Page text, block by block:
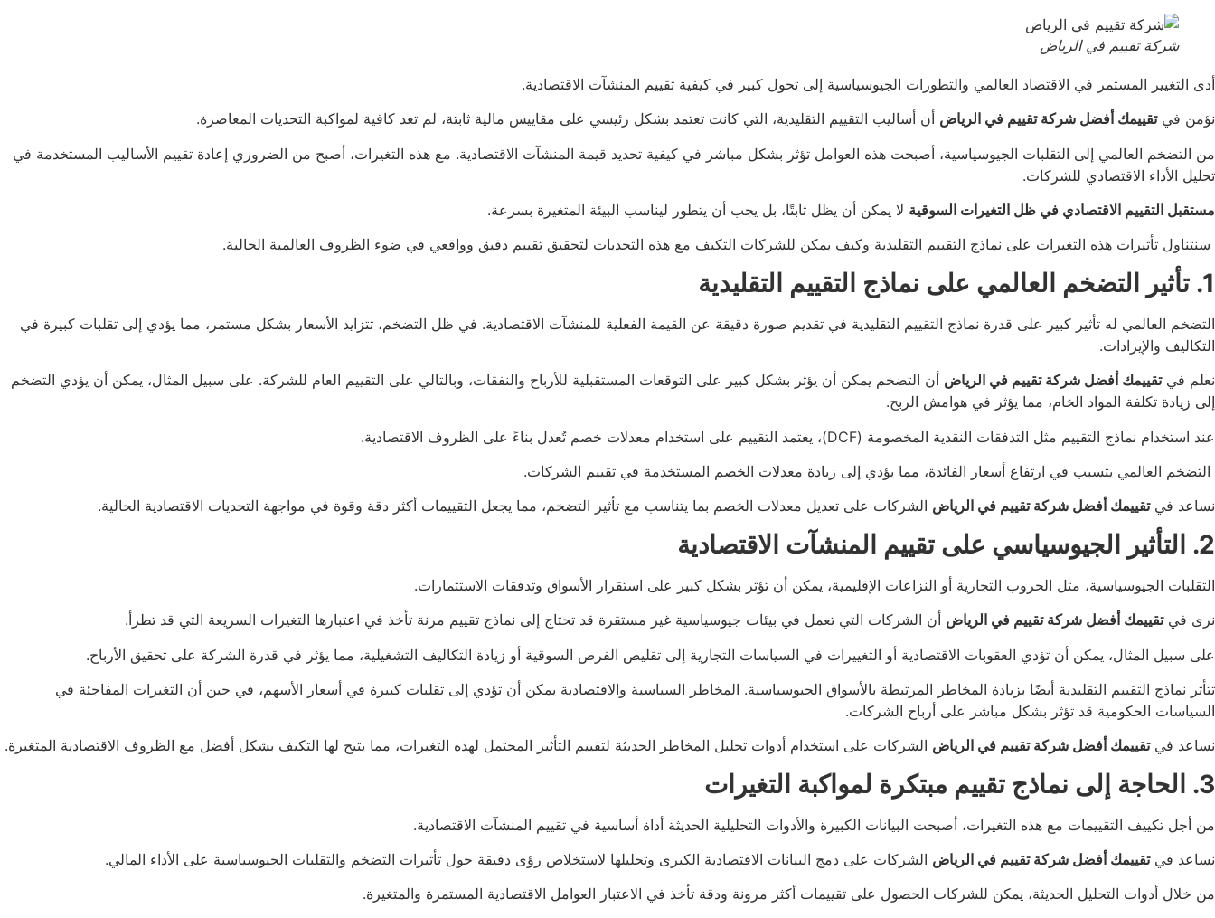
شركة تقييم في الرياض
أدى التغيير المستمر في الاقتصاد العالمي والتطورات الجيوسياسية إلى تحول كبير في كيفية تقييم المنشآت الاقتصادية.
نؤمن فيتقييمك أفضل شركة تقييم في الرياض أن أساليب التقييم التقليدية، التي كانت تعتمد بشكل رئيسي على مقاييس مالية ثابتة، لم تعد كافية لمواكبة التحديات المعاصرة.
من التضخم العالمي إلى التقلبات الجيوسياسية، أصبحت هذه العوامل تؤثر بشكل مباشر في كيفية تحديد قيمة المنشآت الاقتصادية. مع هذه التغيرات، أصبح من الضروري إعادة تقييم الأساليب المستخدمة في
تحليل الأداء الاقتصادي للشركات.
مستقبل التقييم الاقتصادي في ظل التغيرات السوقية لا يمكن أن يظل ثابتًا، بل يجب أن يتطور ليناسب البيئة المتغيرة بسرعة.
سنتناول تأثيرات هذه التغيرات على نماذج التقييم التقليدية وكيف يمكن للشركات التكيف مع هذه التحديات لتحقيق تقييم دقيق وواقعي في ضوء الظروف العالمية الحالية.
1. تأثير التضخم العالمي على نماذج التقييم التقليدية
التضخم العالمي له تأثير كبير على قدرة نماذج التقييم التقليدية في تقديم صورة دقيقة عن القيمة الفعلية للمنشآت الاقتصادية. في ظل التضخم، تتزايد الأسعار بشكل مستمر، مما يؤدي إلى تقلبات كبيرة في
التكاليف والإيرادات.
نعلم فيتقييمك أفضل شركة تقييم في الرياض أن التضخم يمكن أن يؤثر بشكل كبير على التوقعات المستقبلية للأرباح والنفقات، وبالتالي على التقييم العام للشركة. على سبيل المثال، يمكن أن يؤدي التضخم
إلى زيادة تكلفة المواد الخام، مما يؤثر في هوامش الربح.
عند استخدام نماذج التقييم مثل التدفقات النقدية المخصومة (DCF)، يعتمد التقييم على استخدام معدلات خصم تُعدل بناءً على الظروف الاقتصادية.
التضخم العالمي يتسبب في ارتفاع أسعار الفائدة، مما يؤدي إلى زيادة معدلات الخصم المستخدمة في تقييم الشركات.
نساعد فيتقييمك أفضل شركة تقييم في الرياض الشركات على تعديل معدلات الخصم بما يتناسب مع تأثير التضخم، مما يجعل التقييمات أكثر دقة وقوة في مواجهة التحديات الاقتصادية الحالية.
2. التأثير الجيوسياسي على تقييم المنشآت الاقتصادية
التقلبات الجيوسياسية، مثل الحروب التجارية أو النزاعات الإقليمية، يمكن أن تؤثر بشكل كبير على استقرار الأسواق وتدفقات الاستثمارات.
نرى فيتقييمك أفضل شركة تقييم في الرياض أن الشركات التي تعمل في بيئات جيوسياسية غير مستقرة قد تحتاج إلى نماذج تقييم مرنة تأخذ في اعتبارها التغيرات السريعة التي قد تطرأ.
على سبيل المثال، يمكن أن تؤدي العقوبات الاقتصادية أو التغييرات في السياسات التجارية إلى تقليص الفرص السوقية أو زيادة التكاليف التشغيلية، مما يؤثر في قدرة الشركة على تحقيق الأرباح.
تتأثر نماذج التقييم التقليدية أيضًا بزيادة المخاطر المرتبطة بالأسواق الجيوسياسية. المخاطر السياسية والاقتصادية يمكن أن تؤدي إلى تقلبات كبيرة في أسعار الأسهم، في حين أن التغيرات المفاجئة في
السياسات الحكومية قد تؤثر بشكل مباشر على أرباح الشركات.
نساعد فيتقييمك أفضل شركة تقييم في الرياض الشركات على استخدام أدوات تحليل المخاطر الحديثة لتقييم التأثير المحتمل لهذه التغيرات، مما يتيح لها التكيف بشكل أفضل مع الظروف الاقتصادية المتغيرة.
3. الحاجة إلى نماذج تقييم مبتكرة لمواكبة التغيرات
من أجل تكييف التقييمات مع هذه التغيرات، أصبحت البيانات الكبيرة والأدوات التحليلية الحديثة أداة أساسية في تقييم المنشآت الاقتصادية.
نساعد فيتقييمك أفضل شركة تقييم في الرياض الشركات على دمج البيانات الاقتصادية الكبرى وتحليلها لاستخلاص رؤى دقيقة حول تأثيرات التضخم والتقلبات الجيوسياسية على الأداء المالي.
من خلال أدوات التحليل الحديثة، يمكن للشركات الحصول على تقييمات أكثر مرونة ودقة تأخذ في الاعتبار العوامل الاقتصادية المستمرة والمتغيرة.